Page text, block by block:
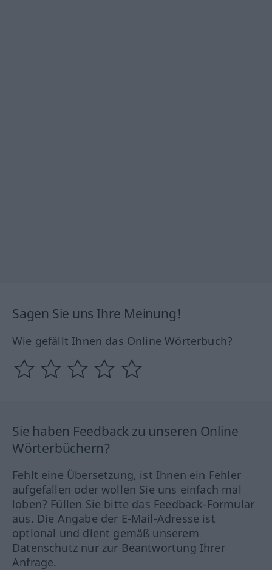
Sagen Sie uns Ihre Meinung!
Wie gefällt Ihnen das Online Wörterbuch?
Sie haben Feedback zu unseren Online
Wörterbüchern?
Fehlt eine Übersetzung, ist Ihnen ein Fehler
aufgefallen oder wollen Sie uns einfach mal
loben? Füllen Sie bitte das Feedback-Formular
aus. Die Angabe der E-Mail-Adresse ist
optional und dient gemäß unserem
Datenschutz nur zur Beantwortung Ihrer
Anfrage.